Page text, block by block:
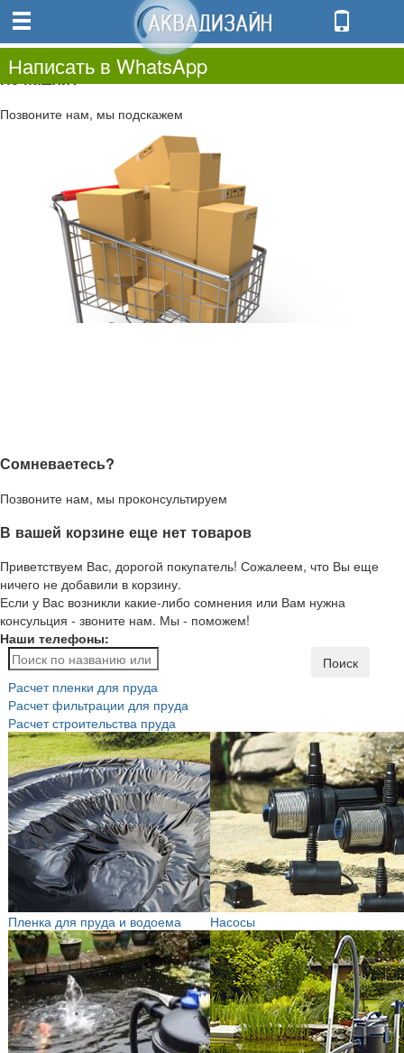
0.00
0
Не нашли?
Позвоните нам, мы подскажем
Сомневаетесь?
Позвоните нам, мы проконсультируем
В вашей корзине еще нет товаров
Приветствуем Вас, дорогой покупатель! Сожалеем, что Вы еще
ничего не добавили в корзину.
Если у Вас возникли какие-либо сомнения или Вам нужна
консульция - звоните нам. Мы - поможем!
Наши телефоны:
Написать в WhatsApp
Поиск
Расчет пленки для пруда
Расчет фильтрации для пруда
Расчет строительства пруда
Пленка для пруда и водоема Насосы